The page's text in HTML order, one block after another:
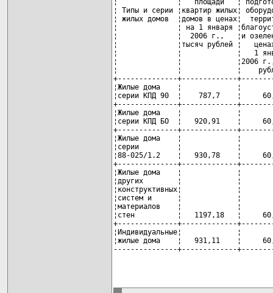
¦ Типы и серии ¦квартир жилых¦
¦ жилых домов  ¦домов в ценах¦
¦              ¦ на 1 января
¦              ¦  2006 г.,   ¦и
¦              ¦тысяч рублей ¦
¦              ¦             ¦   1
¦              ¦             ¦2006 г.,
¦              ¦             ¦
+--------------+-------------
¦Жилые дома    ¦             ¦
¦серии КПД 90  ¦    787,7    ¦
+--------------+-------------
¦Жилые дома    ¦             ¦
¦серии КПД БО  ¦   920,91    ¦
+--------------+-------------
¦Жилые дома    ¦             ¦
¦серии         ¦             ¦
¦88-025/1.2    ¦   930,78    ¦
+--------------+-------------
¦Жилые дома    ¦             ¦
¦других        ¦             ¦
¦конструктивных¦
¦систем и      ¦             ¦
¦материалов    ¦             ¦
¦стен          ¦   1197,18   ¦
+--------------+-------------
¦Индивидуальные¦
¦жилые дома    ¦   931,11    ¦
---------------+-------------